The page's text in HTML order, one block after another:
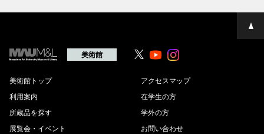
ペ
ー
美術館 YoutubeYoutube
美術館トップ
利用案内
所蔵品を探す
展覧会・イベント
アクセスマップ
在学生の方
学外の方
お問い合わせ